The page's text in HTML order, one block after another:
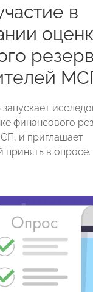
в
финансового
и приглашает
принять в опросе.